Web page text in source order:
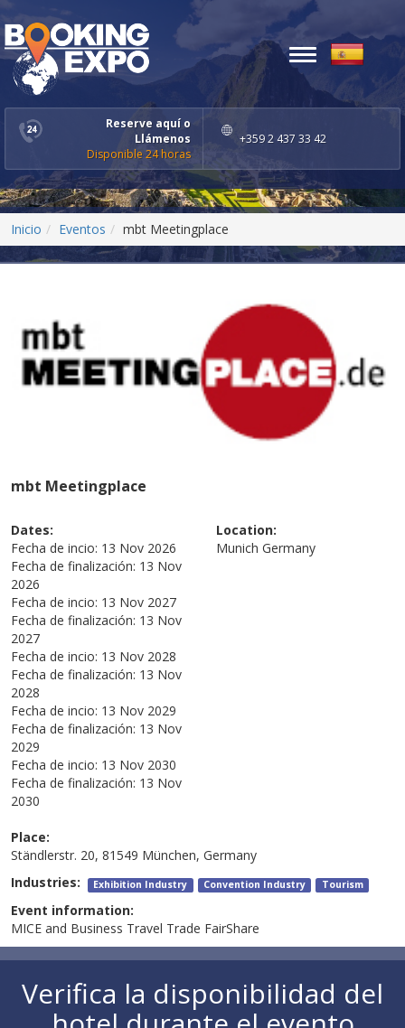
Reserve aquí o
Llámenos
Disponible 24 horas
+359 2 437 33 42
Toggle
navigation
Inicio Eventos mbt Meetingplace
mbt Meetingplace
Dates:
Fecha de incio: 13 Nov 2026
Fecha de finalización: 13 Nov
2026
Fecha de incio: 13 Nov 2027
Fecha de finalización: 13 Nov
2027
Fecha de incio: 13 Nov 2028
Fecha de finalización: 13 Nov
2028
Fecha de incio: 13 Nov 2029
Fecha de finalización: 13 Nov
2029
Fecha de incio: 13 Nov 2030
Fecha de finalización: 13 Nov
2030
Location:
Munich Germany
Place:
Ständlerstr. 20, 81549 München, Germany
Industries: Exhibition Industry Convention Industry Tourism
Event information:
MICE and Business Travel Trade FairShare
Verifica la disponibilidad del